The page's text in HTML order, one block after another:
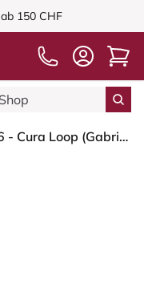
ab 150 CHF
HÅG Capisco 8106 - Cura Loop (Gabriel) - Recyceltes Polyester - CLP60109 - Grey - Blush Rose - 200 mm (Sitzhöhe 46-64cm) - Bodengleiter